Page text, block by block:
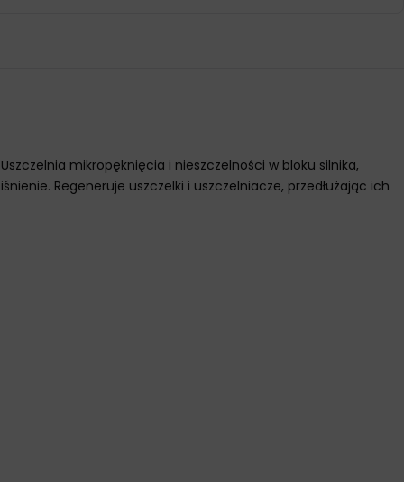
mikropęknięcia i nieszczelności w bloku silnika,
Regeneruje uszczelki i uszczelniacze, przedłużając ich